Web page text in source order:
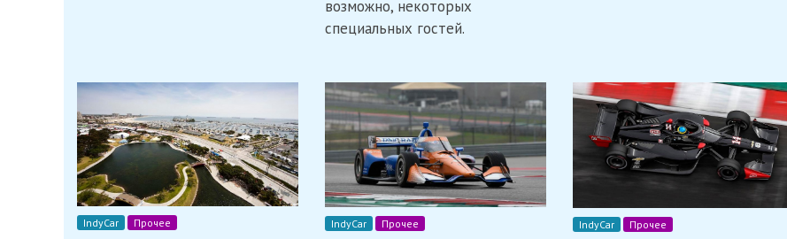
возможно, некоторых
специальных гостей.
IndyCar Прочее IndyCar Прочее IndyCar Прочее